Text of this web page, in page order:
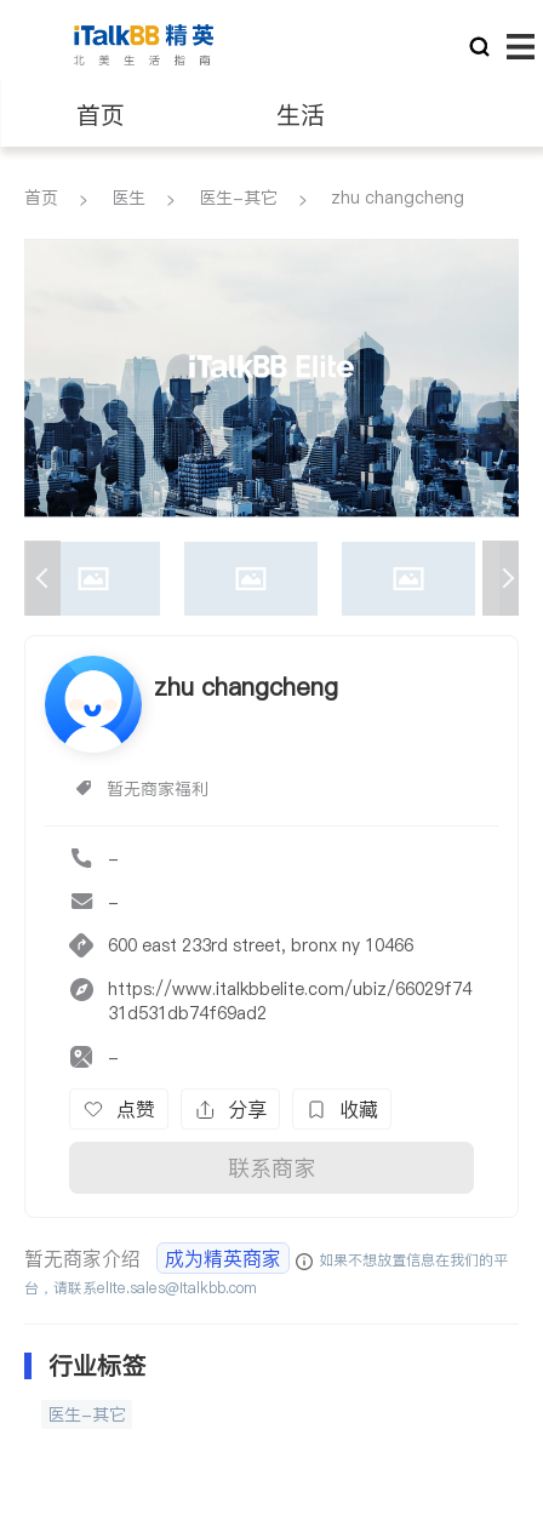
首页 生活
医生 律师
养老 非盈利组织
首页 医生 医生-其它 zhu changcheng
zhu changcheng
暂无商家福利
-
-
600 east 233rd street, bronx ny 10466
https://www.italkbbelite.com/ubiz/66029f74
31d531db74f69ad2
-
点赞 分享 收藏
联系商家
暂无商家介绍 成为精英商家
如果不想放置信息在我们的平
台，请联系elite.sales@italkbb.com
行业标签
医生-其它